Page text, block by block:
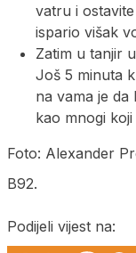
vatru i
ispario višak
Zatim u tanjir
Još 5 minuta
na vama je da
kao mnogi
Foto: Alexander
B92.
Podijeli vijest na: